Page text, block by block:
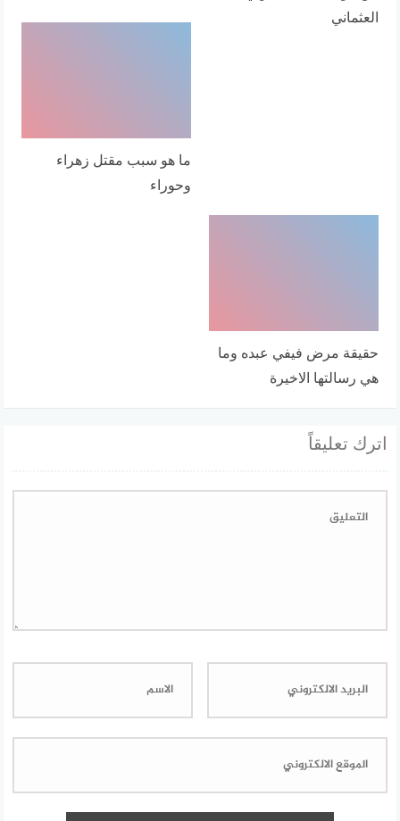
العثماني
ما هو سبب مقتل زهراء
وحوراء
حقيقة مرض فيفي عبده وما
هي رسالتها الاخيرة
اترك تعليقاً